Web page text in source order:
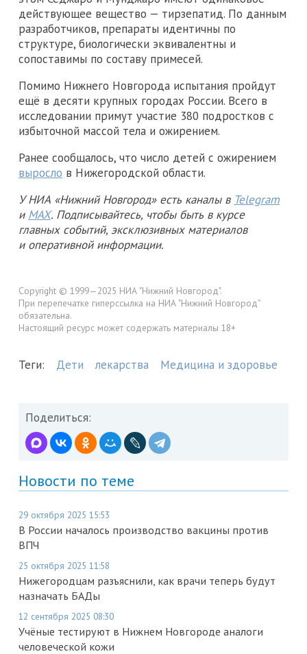
действующее вещество — тирзепатид. По данным
разработчиков, препараты идентичны по
структуре, биологически эквивалентны и
сопоставимы по составу примесей.
Помимо Нижнего Новгорода испытания пройдут
ещё в десяти крупных городах России. Всего в
исследовании примут участие 380 подростков с
избыточной массой тела и ожирением.
Ранее сообщалось, что число детей с ожирением
выросло в Нижегородской области.
У НИА «Нижний Новгород» есть каналы в Telegram
и MAX. Подписывайтесь, чтобы быть в курсе
главных событий, эксклюзивных материалов
и оперативной информации.
Copyright © 1999—2025 НИА "Нижний Новгород".
При перепечатке гиперссылка на НИА "Нижний Новгород"
обязательна.
Настоящий ресурс может содержать материалы 18+
Теги: Дети лекарства Медицина и здоровье
Поделиться:
Новости по теме
29 октября 2025 15:53
В России началось производство вакцины против
ВПЧ
25 октября 2025 11:58
Нижегородцам разъяснили, как врачи теперь будут
назначать БАДы
12 сентября 2025 08:30
Учёные тестируют в Нижнем Новгороде аналоги
человеческой кожи